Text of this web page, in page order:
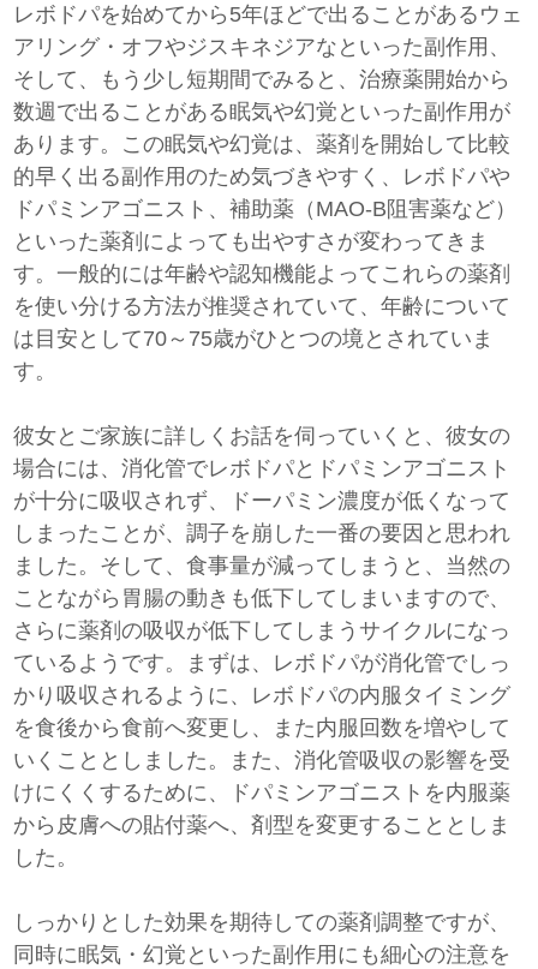
レボドパを始めてから5年ほどで出ることがあるウェ
アリング・オフやジスキネジアなといった副作用、
そして、もう少し短期間でみると、治療薬開始から
数週で出ることがある眠気や幻覚といった副作用が
あります。この眠気や幻覚は、薬剤を開始して比較
的早く出る副作用のため気づきやすく、レボドパや
ドパミンアゴニスト、補助薬（MAO-B阻害薬など）
といった薬剤によっても出やすさが変わってきま
す。一般的には年齢や認知機能よってこれらの薬剤
を使い分ける方法が推奨されていて、年齢について
は目安として70～75歳がひとつの境とされていま
す。
彼女とご家族に詳しくお話を伺っていくと、彼女の
場合には、消化管でレボドパとドパミンアゴニスト
が十分に吸収されず、ドーパミン濃度が低くなって
しまったことが、調子を崩した一番の要因と思われ
ました。そして、食事量が減ってしまうと、当然の
ことながら胃腸の動きも低下してしまいますので、
さらに薬剤の吸収が低下してしまうサイクルになっ
ているようです。まずは、レボドパが消化管でしっ
かり吸収されるように、レボドパの内服タイミング
を食後から食前へ変更し、また内服回数を増やして
いくこととしました。また、消化管吸収の影響を受
けにくくするために、ドパミンアゴニストを内服薬
から皮膚への貼付薬へ、剤型を変更することとしま
した。
しっかりとした効果を期待しての薬剤調整ですが、
同時に眠気・幻覚といった副作用にも細心の注意を